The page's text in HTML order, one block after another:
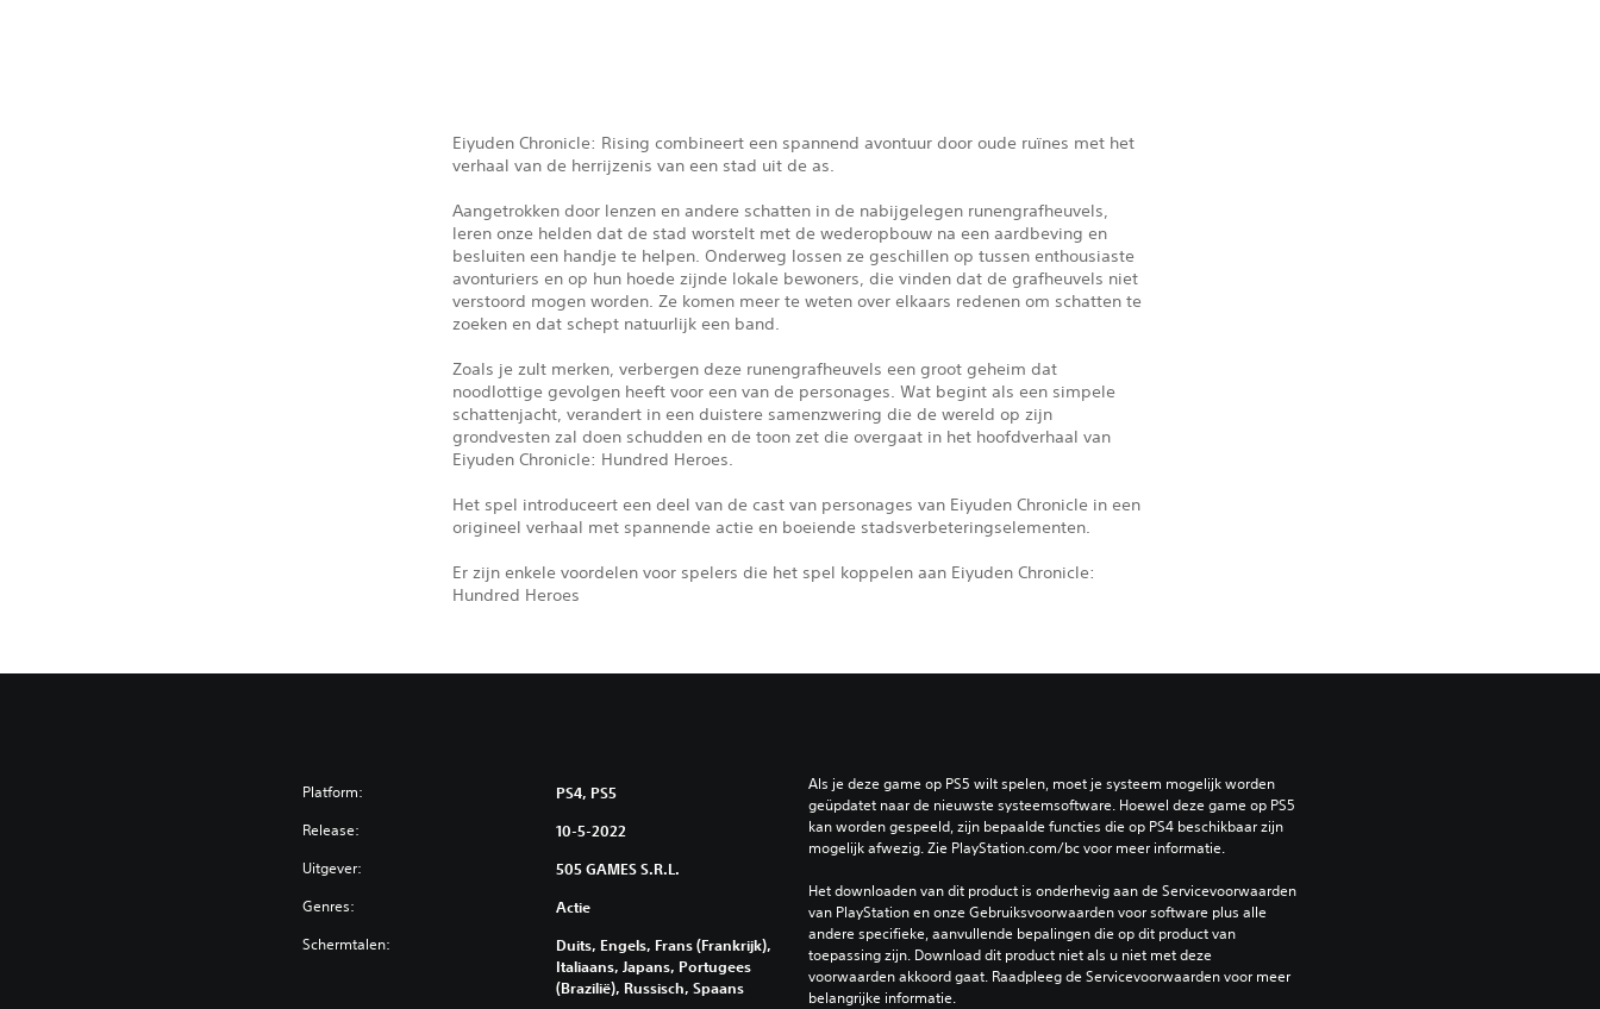
Eiyuden Chronicle: Rising combineert een spannend avontuur door oude ruïnes met het
verhaal van de herrijzenis van een stad uit de as.
Aangetrokken door lenzen en andere schatten in de nabijgelegen runengrafheuvels,
leren onze helden dat de stad worstelt met de wederopbouw na een aardbeving en
besluiten een handje te helpen. Onderweg lossen ze geschillen op tussen enthousiaste
avonturiers en op hun hoede zijnde lokale bewoners, die vinden dat de grafheuvels niet
verstoord mogen worden. Ze komen meer te weten over elkaars redenen om schatten te
zoeken en dat schept natuurlijk een band.
Zoals je zult merken, verbergen deze runengrafheuvels een groot geheim dat
noodlottige gevolgen heeft voor een van de personages. Wat begint als een simpele
schattenjacht, verandert in een duistere samenzwering die de wereld op zijn
grondvesten zal doen schudden en de toon zet die overgaat in het hoofdverhaal van
Eiyuden Chronicle: Hundred Heroes.
Het spel introduceert een deel van de cast van personages van Eiyuden Chronicle in een
origineel verhaal met spannende actie en boeiende stadsverbeteringselementen.
Er zijn enkele voordelen voor spelers die het spel koppelen aan Eiyuden Chronicle:
Hundred Heroes
Platform: PS4, PS5
Release: 10-5-2022
Uitgever: 505 GAMES S.R.L.
Genres: Actie
Schermtalen:
Duits, Engels, Frans (Frankrijk),
Italiaans, Japans, Portugees
(Brazilië), Russisch, Spaans
Als je deze game op PS5 wilt spelen, moet je systeem mogelijk worden
geüpdatet naar de nieuwste systeemsoftware. Hoewel deze game op PS5
kan worden gespeeld, zijn bepaalde functies die op PS4 beschikbaar zijn
mogelijk afwezig. Zie PlayStation.com/bc voor meer informatie.
Het downloaden van dit product is onderhevig aan de Servicevoorwaarden
van PlayStation en onze Gebruiksvoorwaarden voor software plus alle
andere specifieke, aanvullende bepalingen die op dit product van
toepassing zijn. Download dit product niet als u niet met deze
voorwaarden akkoord gaat. Raadpleeg de Servicevoorwaarden voor meer
belangrijke informatie.